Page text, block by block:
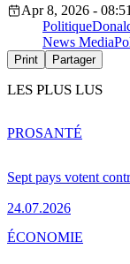
Apr 8, 2026 - 08:51
Politique
News Media
Print Partager
LES PLUS LUS
Sept pays votent
24.07.2026
PROSANTÉ
ÉCONOMIE